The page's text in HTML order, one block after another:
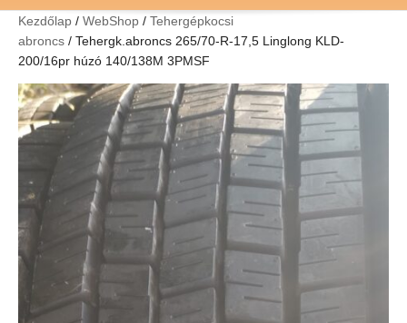
Kezdőlap / WebShop / Tehergépkocsi
abroncs / Tehergk.abroncs 265/70-R-17,5 Linglong KLD-
200/16pr húzó 140/138M 3PMSF